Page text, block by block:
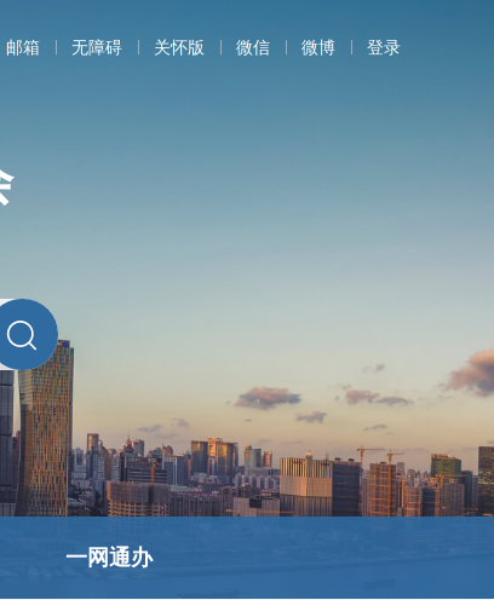
邮箱 无障碍 关怀版 微信 微博 登录
一网通办